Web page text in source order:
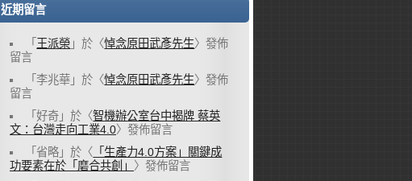
近期留言
「 王派榮 」於〈悼念原田武彥先生〉發佈
留言
「李兆華 」於〈悼念原田武彥先生〉發佈
留言
「好奇 」於〈智機辦公室台中揭牌 蔡英
文：台灣走向工業4.0〉發佈留言
「 省略 」於〈 「生產力4.0方案」關鍵成
功要素在於「磨合共創」 〉發佈留言